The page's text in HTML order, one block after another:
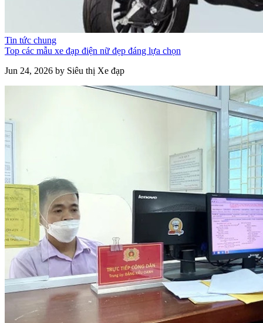
Tin tức chung
Top các mẫu xe đạp điện nữ đẹp đáng lựa chọn
Jun 24, 2026 by Siêu thị Xe đạp